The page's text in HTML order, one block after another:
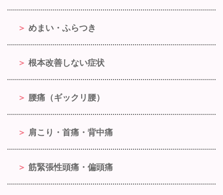
めまい・ふらつき
根本改善しない症状
腰痛（ギックリ腰）
肩こり・首痛・背中痛
筋緊張性頭痛・偏頭痛